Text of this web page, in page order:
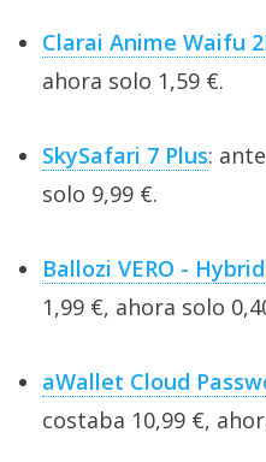
Clarai Anime Waifu
ahora solo 1,59 €.
SkySafari 7 Plus:
solo 9,99 €.
Ballozi VERO -
1,99 €, ahora solo
aWallet Cloud
costaba 10,99 €,